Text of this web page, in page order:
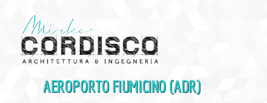
contenuto
AEROPORTO FIUMICINO (ADR)